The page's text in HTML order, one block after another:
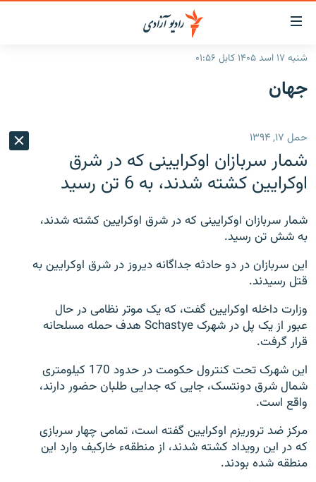
لینک‌های
قابل
دسترسی
به
بازگشت
منوی
اصلی
به
صفحه
گزارش‌ها
منطقه
شرق میانه
افغانستان
جهان
جدول نشرات
مصاحبه‌ها
مجموعه تصویری
بحران مهاجرت
'کووید-۱۹'
تماس
صفحه پشتو
Azadi English
به ما بپیوندید
شنبه ۱۷ اسد ۱۴۰۵ کابل ۰۱:۵۶
جهان
حمل ۱۷, ۱۳۹۴
شمار سربازان اوکرایینی که در شرق
اوکرایین کشته شدند، به 6 تن رسید
شمار سربازان اوکرایینی که در شرق اوکرایین کشته شدند،
به شش تن رسید.
این سربازان در دو حادثه جداگانه دیروز در شرق اوکرایین به
قتل رسیدند.
وزارت داخله اوکرایین گفت، که یک موتر نظامی در حال
عبور از یک پل در شهرک Schastye هدف حمله مسلحانه
قرار گرفت.
این شهرک تحت کنترول حکومت در حدود 170 کیلومتری
شمال شرق دونتسک، جایی که جدایی طلبان حضور دارند،
واقع است.
مرکز ضد تروریزم اوکرایین گفته است، تمامی چهار سربازی
که در این رویداد کشته شدند، از منطقهء خارکیف وارد این
منطقه شده بودند.